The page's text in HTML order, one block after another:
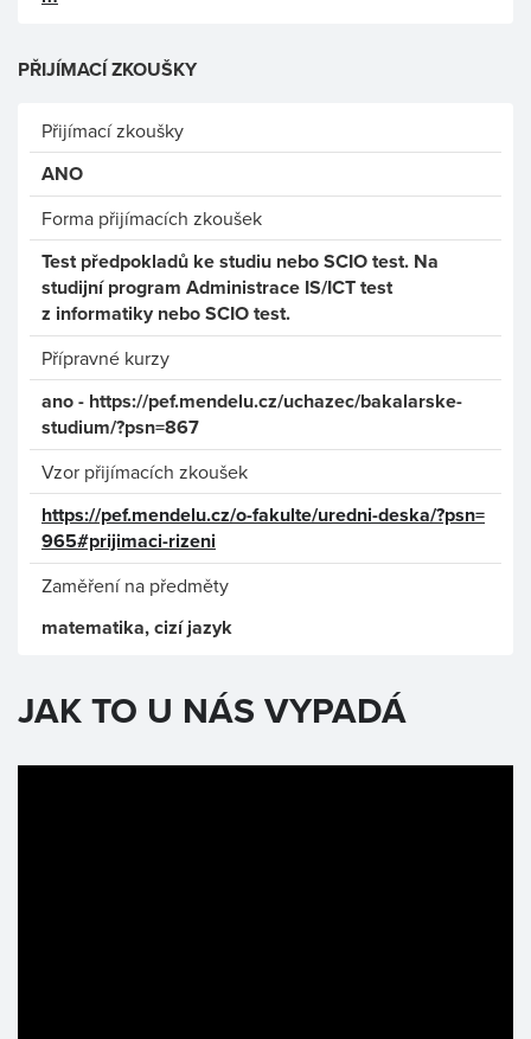
PŘIJÍMACÍ ZKOUŠKY
Přijímací zkoušky
ANO
Forma přijímacích zkoušek
Test předpokladů ke studiu nebo SCIO test. Na
studijní program Administrace IS/ICT test
z informatiky nebo SCIO test.
Přípravné kurzy
ano - https://pef.mendelu.cz/uchazec/bakalarske-
studium/?psn=867
Vzor přijímacích zkoušek
https://pef.mendelu.cz/o-fakulte/uredni-deska/?psn=
965#prijimaci-rizeni
Zaměření na předměty
matematika, cizí jazyk
JAK TO U NÁS VYPADÁ